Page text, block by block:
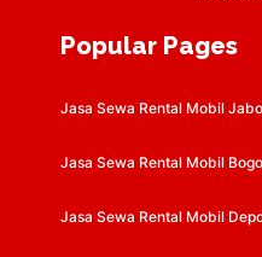
Popular Pages
Jasa Sewa Rental Mobil
Jasa Sewa Rental Mobil
Jasa Sewa Rental Mobil